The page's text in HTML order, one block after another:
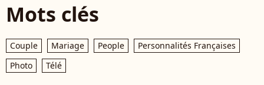
Mots clés
Couple Mariage People
Personnalités Françaises
Photo
Télé